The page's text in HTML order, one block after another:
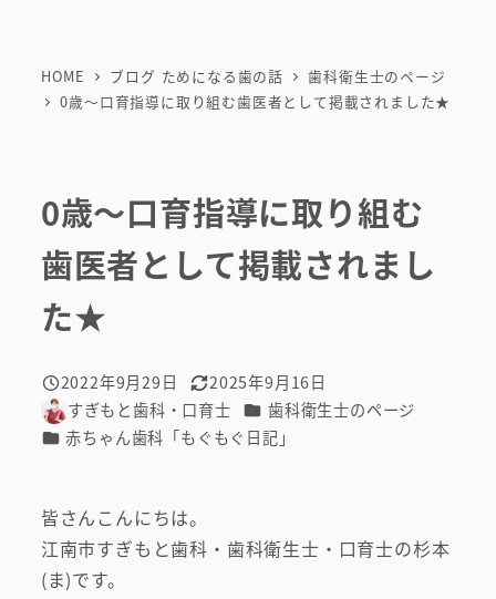
HOME ブログ ためになる歯の話
歯科衛生士のページ
0歳～口育指導に取り組む歯医者として掲載されました★
0歳～口育指導に取り組む
歯医者として掲載されまし
た★
投稿日
2022年9月29日
更新日
2025年9月16日
著
者
すぎもと歯科・口育士 カテゴリー
歯科衛生士のページ
カテゴリー
赤ちゃん歯科「もぐもぐ日記」
皆さんこんにちは。
江南市すぎもと歯科・歯科衛生士・口育士の杉本
(ま)です。